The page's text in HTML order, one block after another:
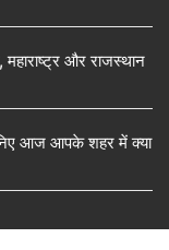
और राजस्थान
आज आपके शहर में क्या